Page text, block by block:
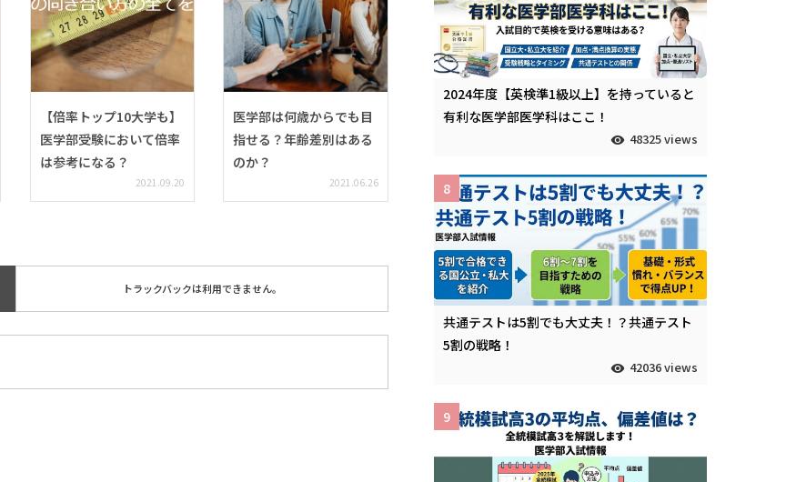
【倍率トップ10大学も】
医学部受験において倍率
は参考になる？
2021.09.20
医学部は何歳からでも目
指せる？年齢差別はある
のか？
2021.06.26
トラックバックは利用できません。
2024年度【英検準1級以上】を持っていると
有利な医学部医学科はここ！
48325 views
共通テストは5割でも大丈夫！？共通テスト
5割の戦略！
42036 views
8
9